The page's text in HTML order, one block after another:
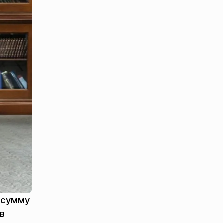
сумму